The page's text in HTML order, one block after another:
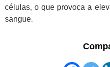
células, o que provoca a
sangue.